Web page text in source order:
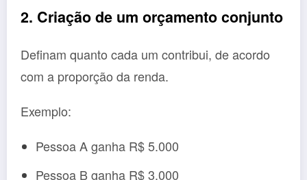
2. Criação de um orçamento conjunto
Definam quanto cada um contribui, de acordo
com a proporção da renda.
Exemplo:
Pessoa A ganha R$ 5.000
Pessoa B ganha R$ 3.000